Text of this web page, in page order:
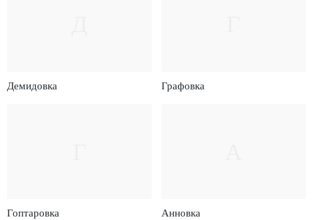
Демидовка Графовка
Гоптаровка Анновка